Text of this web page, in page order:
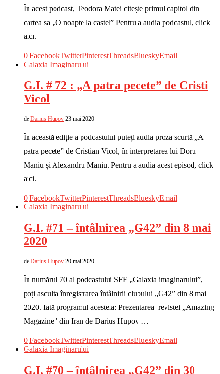
În acest podcast, Teodora Matei citește primul capitol din
cartea sa „O noapte la castel” Pentru a audia podcastul, click
aici.
0 FacebookTwitterPinterestThreadsBlueskyEmail
Galaxia Imaginarului
G.I. # 72 : „A patra pecete” de Cristi
Vicol
de Darius Hupov 23 mai 2020
În această ediție a podcastului puteți audia proza scurtă „A
patra pecete” de Cristian Vicol, în interpretarea lui Doru
Maniu și Alexandru Maniu. Pentru a audia acest episod, click
aici.
0 FacebookTwitterPinterestThreadsBlueskyEmail
Galaxia Imaginarului
G.I. #71 – întâlnirea „G42” din 8 mai
2020
de Darius Hupov 20 mai 2020
În numărul 70 al podcastului SFF „Galaxia imaginarului”,
poți asculta înregistrarea întâlnirii clubului „G42” din 8 mai
2020. Iată programul acesteia: Prezentarea revistei „Amazing
Magazine” din Iran de Darius Hupov …
0 FacebookTwitterPinterestThreadsBlueskyEmail
Galaxia Imaginarului
G.I. #70 – întâlnirea „G42” din 30